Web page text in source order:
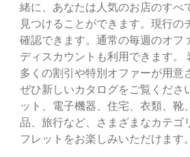
緒に、あなたは人気のお店のすべ
見つけることができます。現行の
確認できます。通常の毎週のオフ
ディスカウントも利用できます。
多くの割引や特別オファーが用意
ぜひ新しいカタログをご覧くださ
ット、電子機器、住宅、衣類、靴
品、旅行など、さまざまなカテゴ
フレットをお楽しみいただけます。